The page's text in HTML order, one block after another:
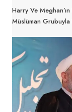
Harry Ve
Müslüman Grubuyla